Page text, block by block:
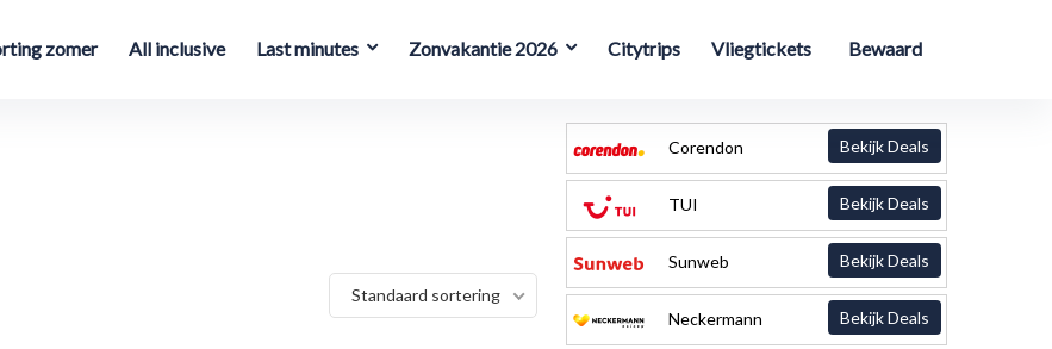
zomer All inclusive Last minutes Zonvakantie 2026 Citytrips Vliegtickets Bewaard
Standaard sortering
Corendon Bekijk Deals
TUI Bekijk Deals
Sunweb Bekijk Deals
Neckermann Bekijk Deals